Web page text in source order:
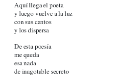
Aquí llega el poeta
y luego vuelve a la luz
con sus cantos
y los dispersa
De esta poesía
me queda
esa nada
de inagotable secreto